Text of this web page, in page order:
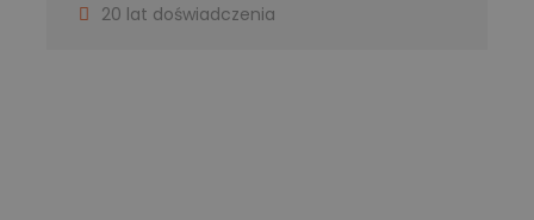
20 lat doświadczenia